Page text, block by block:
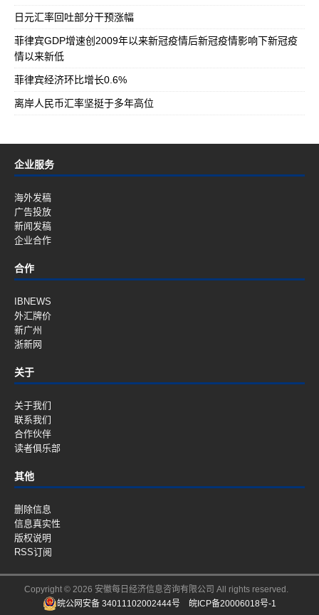
日元汇率回吐部分干预涨幅
菲律宾GDP增速创2009年以来新冠疫情后新冠疫情影响下新冠疫
情以来新低
菲律宾经济环比增长0.6%
离岸人民币汇率坚挺于多年高位
企业服务
海外发稿
广告投放
新闻发稿
企业合作
合作
IBNEWS
外汇牌价
新广州
浙新网
关于
关于我们
联系我们
合作伙伴
读者俱乐部
其他
删除信息
信息真实性
版权说明
RSS订阅
Copyright © 2026 安徽每日经济信息咨询有限公司 All rights reserved.
皖公网安备 34011102002444号
皖ICP备20006018号-1